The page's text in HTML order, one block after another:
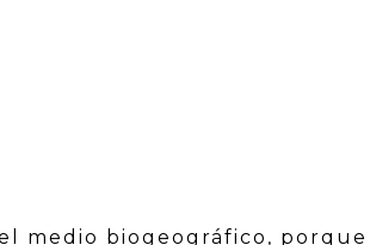
medio biogeográfico,